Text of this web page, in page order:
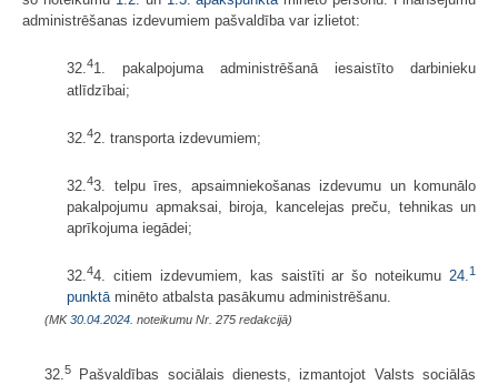
administrēšanas izdevumiem pašvaldība var izlietot:
32.41. pakalpojuma administrēšanā iesaistīto darbinieku
atlīdzībai;
32. 42. transporta izdevumiem;
32.43. telpu īres, apsaimniekošanas izdevumu un komunālo
pakalpojumu apmaksai, biroja, kancelejas preču, tehnikas un
aprīkojuma iegādei;
32.44. citiem izdevumiem, kas saistīti ar šo noteikumu 24.1
punktāminēto atbalsta pasākumu administrēšanu.
(MK30.04.2024. noteikumu Nr. 275 redakcijā)
32.5
Pašvaldības sociālais dienests, izmantojot Valsts sociālās